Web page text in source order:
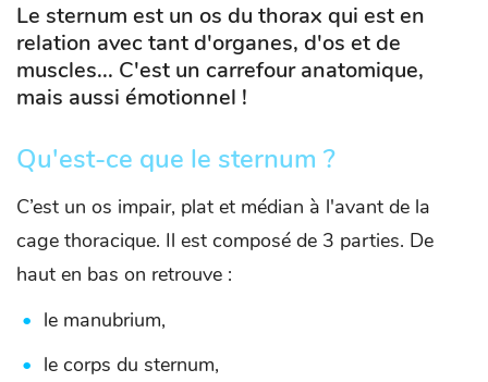
Le sternum est un os du thorax qui est en
relation avec tant d'organes, d'os et de
muscles... C'est un carrefour anatomique,
mais aussi émotionnel !
Qu'est-ce que le sternum ?
C’est un os impair, plat et médian à l'avant de la
cage thoracique. Il est composé de 3 parties. De
haut en bas on retrouve :
le manubrium,
le corps du sternum,